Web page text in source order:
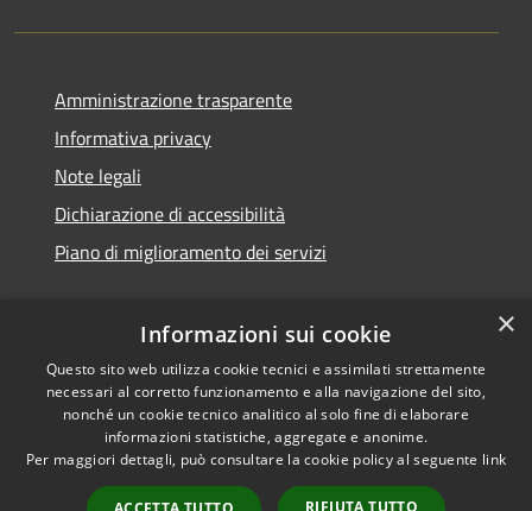
Amministrazione trasparente
Informativa privacy
Note legali
Dichiarazione di accessibilità
Piano di miglioramento dei servizi
RSS
Accessibilità
Privacy
Cookie
Mappa del sito
Copyright © 2026 • Comune di
Treviglio • Powered by
Municipium•Accesso
redazione
×
Informazioni sui cookie
Questo sito web utilizza cookie tecnici e assimilati strettamente
necessari al corretto funzionamento e alla navigazione del sito,
nonché un cookie tecnico analitico al solo fine di elaborare
informazioni statistiche, aggregate e anonime.
Per maggiori dettagli, può consultare la cookie policy al seguente link
RIFIUTA TUTTO